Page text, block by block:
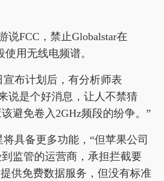
说FCC，禁止Globalstar在
使用无线电频谱。
宣布计划后，有分析师表
说是个好消息，让人不禁猜
避免卷入2GHz频段的纷争。”
具备更多功能，“但苹果公司
监管的运营商，承担拦截要
供免费数据服务，但没有标准